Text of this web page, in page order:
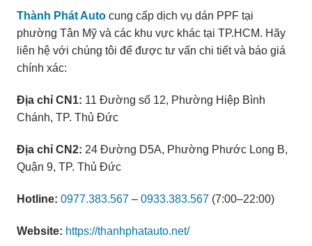
Thành Phát Auto cung cấp dịch vụ dán PPF tại
phường Tân Mỹ và các khu vực khác tại TP.HCM. Hãy
liên hệ với chúng tôi để được tư vấn chi tiết và báo giá
chính xác:
Địa chỉ CN1: 11 Đường số 12, Phường Hiệp Bình
Chánh, TP. Thủ Đức
Địa chỉ CN2: 24 Đường D5A, Phường Phước Long B,
Quận 9, TP. Thủ Đức
Hotline: 0977.383.567 – 0933.383.567 (7:00–22:00)
Website: https://thanhphatauto.net/